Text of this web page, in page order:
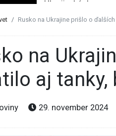
Streľba na škole v
Rusko na Ukrajine prišlo o
aj tanky,
29. november 2024